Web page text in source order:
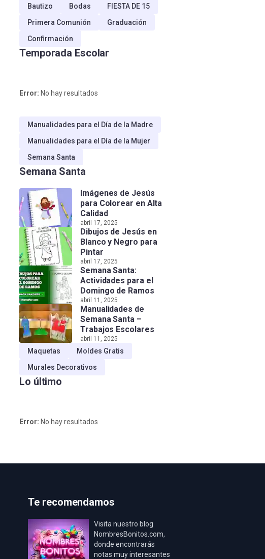
Bautizo Bodas
FIESTA DE 15
Primera Comunión
Graduación
Confirmación
Temporada Escolar
Error: No hay resultados
Manualidades para el Día de la Madre
Manualidades para el Día de la Mujer
Semana Santa
Semana Santa
Imágenes de Jesús
para Colorear en Alta
Calidad
abril 17, 2025
Dibujos de Jesús en
Blanco y Negro para
Pintar
abril 17, 2025
Semana Santa:
Actividades para el
Domingo de Ramos
abril 11, 2025
Manualidades de
Semana Santa –
Trabajos Escolares
abril 11, 2025
Maquetas
Moldes Gratis
Murales Decorativos
Lo último
Error: No hay resultados
Te recomendamos
Visita nuestro blog
NombresBonitos.com,
donde encontrarás
notas muy interesantes